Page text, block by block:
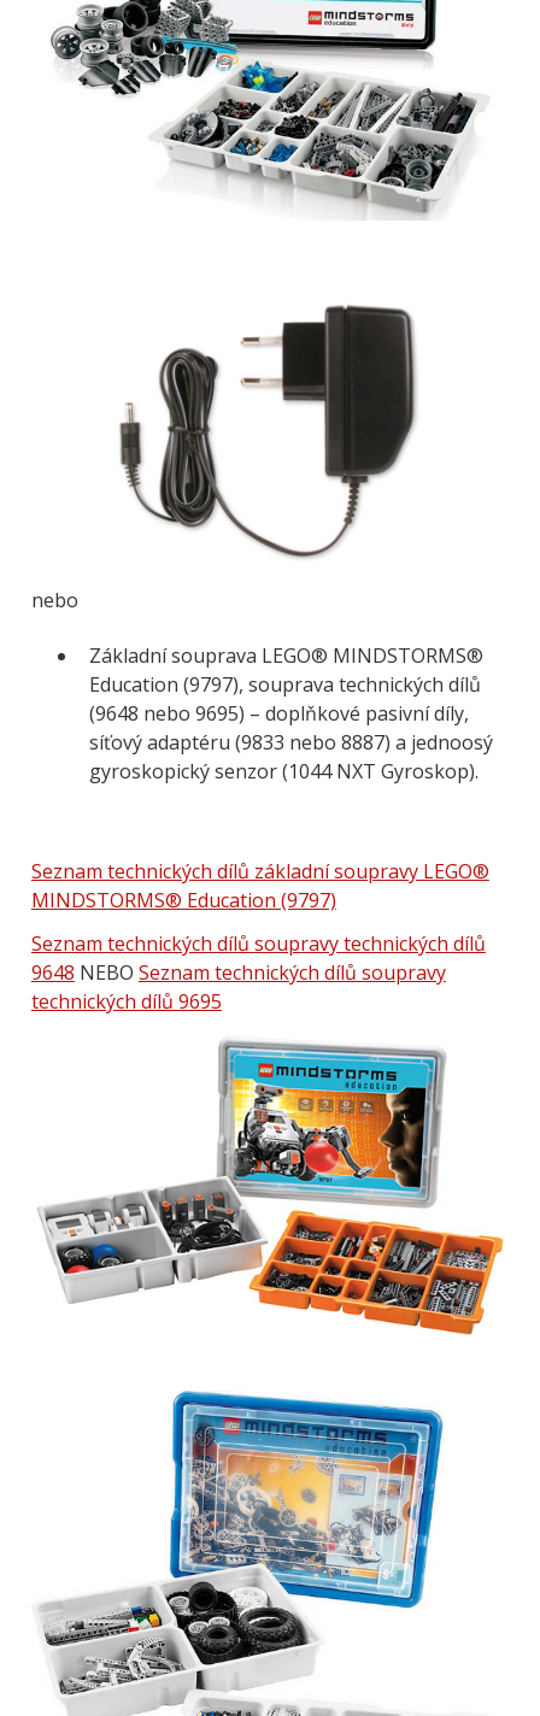
nebo
Základní souprava LEGO® MINDSTORMS®
Education (9797), souprava technických dílů
(9648 nebo 9695) – doplňkové pasivní díly,
síťový adaptéru (9833 nebo 8887) a jednoosý
gyroskopický senzor (1044 NXT Gyroskop).
Seznam technických dílů základní soupravy LEGO®
MINDSTORMS® Education (9797)
Seznam technických dílů soupravy technických dílů
9648 NEBO Seznam technických dílů soupravy
technických dílů 9695